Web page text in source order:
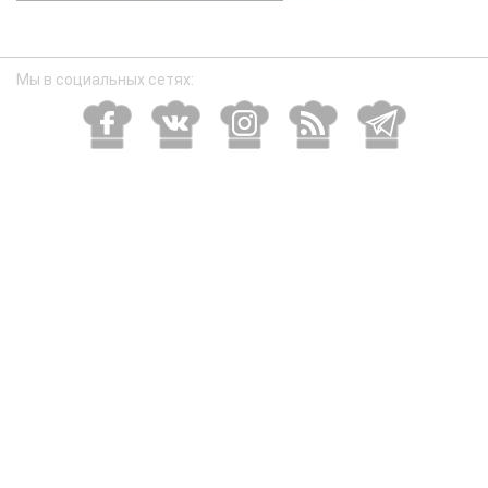
Мы в социальных сетях: